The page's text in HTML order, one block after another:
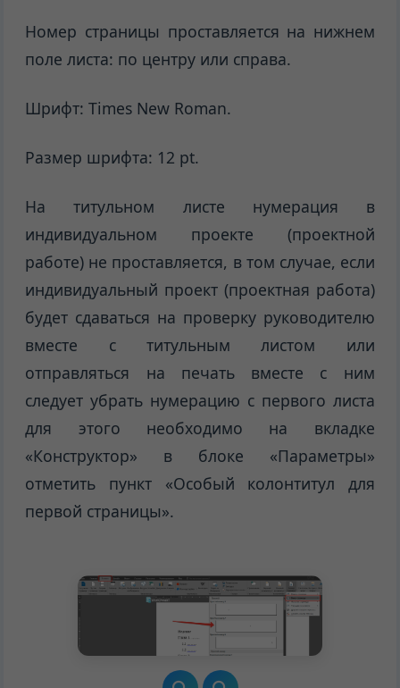
Номер страницы проставляется на нижнем
поле листа: по центру или справа.
Шрифт: Times New Roman.
Размер шрифта: 12 pt.
На титульном листе нумерация в
индивидуальном проекте (проектной
работе) не проставляется, в том случае, если
индивидуальный проект (проектная работа)
будет сдаваться на проверку руководителю
вместе с титульным листом или
отправляться на печать вместе с ним
следует убрать нумерацию с первого листа
для этого необходимо на вкладке
«Конструктор» в блоке «Параметры»
отметить пункт «Особый колонтитул для
первой страницы».